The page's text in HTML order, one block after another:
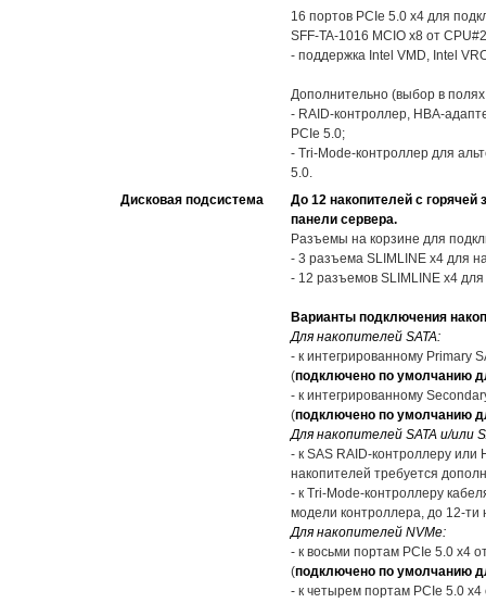
16 портов PCIe 5.0 x4 для
SFF-TA-1016 MCIO x8 от
- поддержка Intel VMD, Intel
Дополнительно (выбор в
- RAID-контроллер, HBA-
PCIe 5.0;
- Tri-Mode-контроллер для
5.0.
Дисковая подсистема
До 12 накопителей с горячей
панели сервера.
Разъемы на корзине для
- 3 разъема SLIMLINE x4 для
- 12 разъемов SLIMLINE x4
Варианты подключения
Для накопителей SATA:
- к интегрированному Primary
(подключено по умолчанию
- к интегрированному
(подключено по умолчанию
Для накопителей SATA и/или
- к SAS RAID-контроллеру
накопителей требуется
- к Tri-Mode-контроллеру
модели контроллера, до 12-ти
Для накопителей NVMe:
- к восьми портам PCIe 5.0 x4
(подключено по умолчанию
- к четырем портам PCIe 5.0